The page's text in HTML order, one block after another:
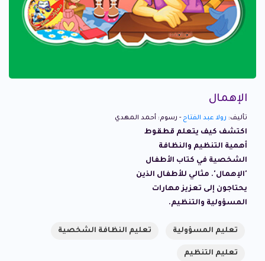
الإهمال
تأليف: رولا عبد الفتاح - رسوم: أحمد المهدي
اكتشف كيف يتعلم قطقوط
أهمية التنظيم والنظافة
الشخصية في كتاب الأطفال
'الإهمال'. مثالي للأطفال الذين
يحتاجون إلى تعزيز مهارات
المسؤولية والتنظيم.
تعليم المسؤولية تعليم النظافة الشخصية
تعليم التنظيم